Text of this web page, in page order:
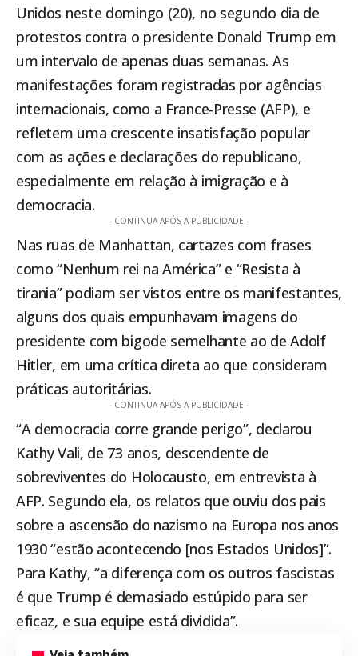
Unidos neste domingo (20), no segundo dia de
protestos contra o presidente Donald Trump em
um intervalo de apenas duas semanas. As
manifestações foram registradas por agências
internacionais, como a France-Presse (AFP), e
refletem uma crescente insatisfação popular
com as ações e declarações do republicano,
especialmente em relação à imigração e à
democracia.
- CONTINUA APÓS A PUBLICIDADE -
Nas ruas de Manhattan, cartazes com frases
como “Nenhum rei na América” e “Resista à
tirania” podiam ser vistos entre os manifestantes,
alguns dos quais empunhavam imagens do
presidente com bigode semelhante ao de Adolf
Hitler, em uma crítica direta ao que consideram
práticas autoritárias.
- CONTINUA APÓS A PUBLICIDADE -
“A democracia corre grande perigo”, declarou
Kathy Vali, de 73 anos, descendente de
sobreviventes do Holocausto, em entrevista à
AFP. Segundo ela, os relatos que ouviu dos pais
sobre a ascensão do nazismo na Europa nos anos
1930 “estão acontecendo [nos Estados Unidos]”.
Para Kathy, “a diferença com os outros fascistas
é que Trump é demasiado estúpido para ser
eficaz, e sua equipe está dividida”.